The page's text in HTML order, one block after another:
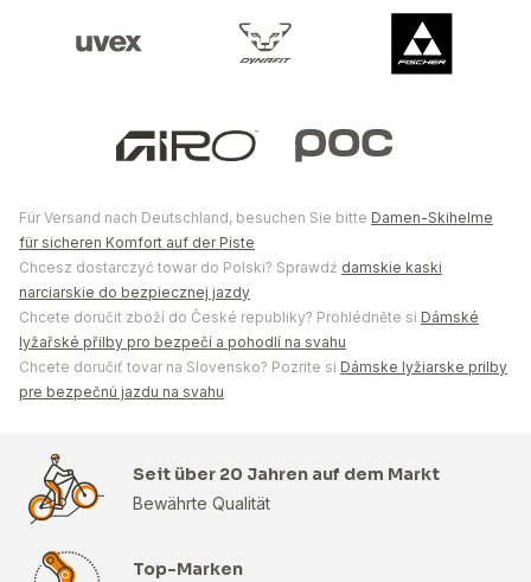
Für Versand nach Deutschland, besuchen Sie bitte Damen-Skihelme
für sicheren Komfort auf der Piste
Chcesz dostarczyć towar do Polski? Sprawdź damskie kaski
narciarskie do bezpiecznej jazdy
Chcete doručit zboží do České republiky? Prohlédněte si Dámské
lyžařské přilby pro bezpečí a pohodlí na svahu
Chcete doručiť tovar na Slovensko? Pozrite si Dámske lyžiarske prilby
pre bezpečnú jazdu na svahu
Seit über 20 Jahren auf dem Markt
Bewährte Qualität
Top-Marken